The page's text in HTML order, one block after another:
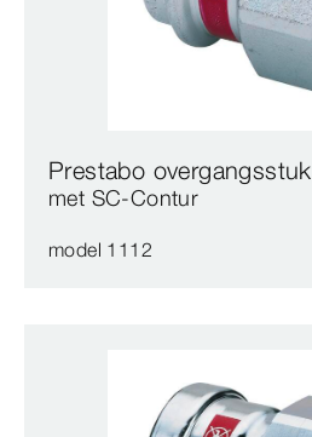
Prestabo overgangsstuk
met SC‑Contur
model 1112